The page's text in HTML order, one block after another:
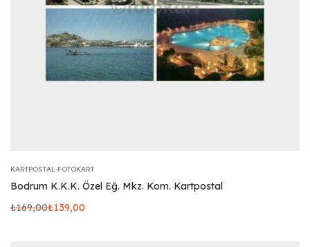
KARTPOSTAL-FOTOKART
Bodrum K.K.K. Özel Eğ. Mkz. Kom. Kartpostal
₺169,00₺139,00